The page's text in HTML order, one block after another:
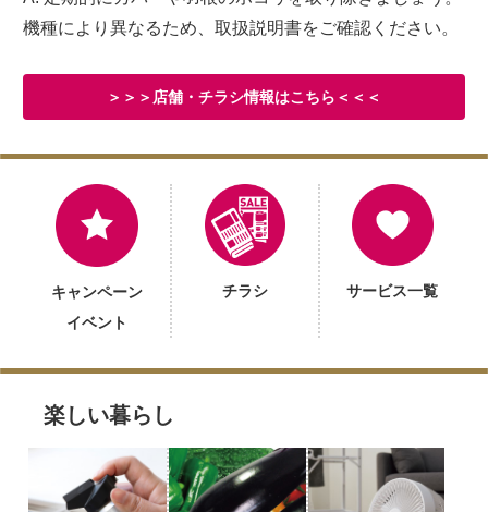
機種により異なるため、取扱説明書をご確認ください。
＞＞＞店舗・チラシ情報はこちら＜＜＜
キャンペーン
イベント
チラシ サービス一覧
楽しい暮らし